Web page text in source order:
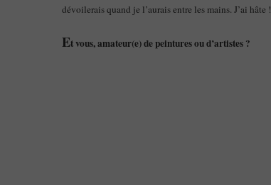
dévoilerais quand je l’aurais entre les mains. J’ai hâte !
Et vous, amateur(e) de peintures ou d’artistes ?